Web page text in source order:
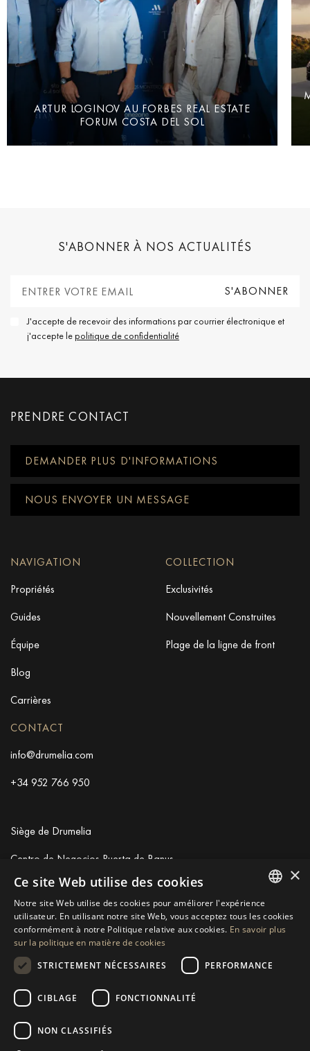
ARTUR LOGINOV AU FORBES REAL ESTATE
FORUM COSTA DEL SOL
S'ABONNER À NOS ACTUALITÉS
J'accepte de recevoir des informations par courrier électronique et
j'accepte lepolitique de confidentialité
PRENDRE CONTACT
DEMANDER PLUS D'INFORMATIONS
NOUS ENVOYER UN MESSAGE
NAVIGATION
Propriétés
Guides
Équipe
Blog
Carrières
COLLECTION
Exclusivités
Nouvellement Construites
Plage de la ligne de front
CONTACT
info@drumelia.com
+34 952 766 950
Siège de Drumelia
Centro de Negocios Puerta de Banus
Edificio B, Local 11
+34 952 766 950
info@drumelia.com
© 2026 Drumelia Real Estate.
de Cookies · Construit par
Linkedin
ENGLISH
SPANISH
×
Ce site Web utilise des cookies
Notre site Web utilise des cookies pour améliorer l'expérience
utilisateur. En utilisant notre site Web, vous acceptez tous les cookies
conformément à notre Politique relative aux cookies. En savoir plus
sur la politique en matière de cookies
STRICTEMENT NÉCESSAIRES
PERFORMANCE
CIBLAGE FONCTIONNALITÉ
NON CLASSIFIÉS